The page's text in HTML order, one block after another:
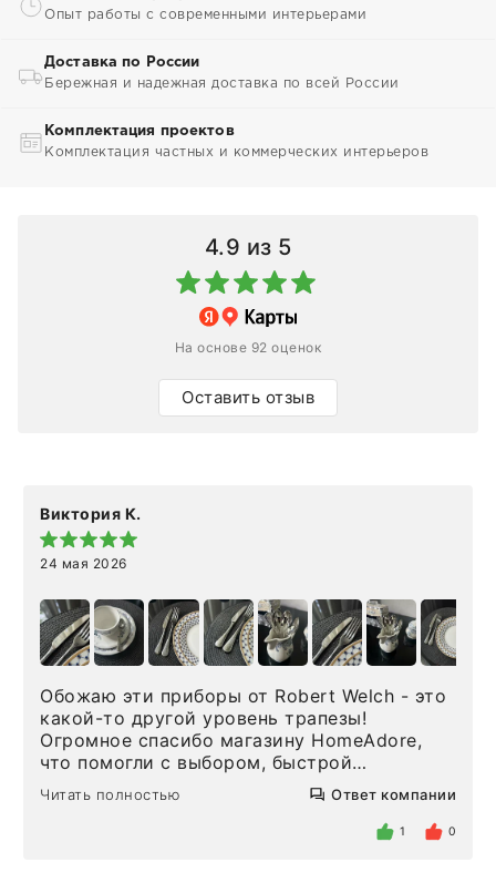
Опыт работы с современными интерьерами
Доставка по России
Бережная и надежная доставка по всей России
Комплектация проектов
Комплектация частных и коммерческих интерьеров
4.9 из 5
На основе 92 оценок
Оставить отзыв
Виктория К.
24 мая 2026
Обожаю эти приборы от Robert Welch - это
какой-то другой уровень трапезы!
Огромное спасибо магазину HomeAdore,
что помогли с выбором, быстрой
доставкой и высоким сервисом. Один раз
была здесь лично, забирала чайные ложки,
внутри очень много антикварной посуды,
Читать полностью Ответ компании
1 0